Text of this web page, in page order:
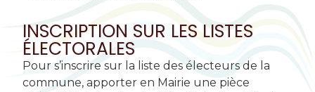
INSCRIPTION SUR LES LISTES
ÉLECTORALES
Pour s’inscrire sur la liste des électeurs de la
commune, apporter en Mairie une pièce